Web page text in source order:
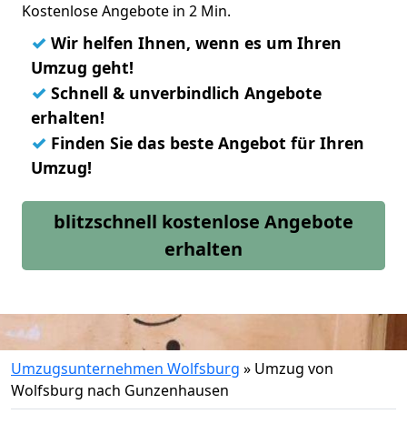
Kostenlose Angebote in 2 Min.
✓ Wir helfen Ihnen, wenn es um Ihren
Umzug geht!
✓ Schnell & unverbindlich Angebote
erhalten!
✓ Finden Sie das beste Angebot für Ihren
Umzug!
blitzschnell kostenlose Angebote
erhalten
Umzugsunternehmen Wolfsburg » Umzug von
Wolfsburg nach Gunzenhausen